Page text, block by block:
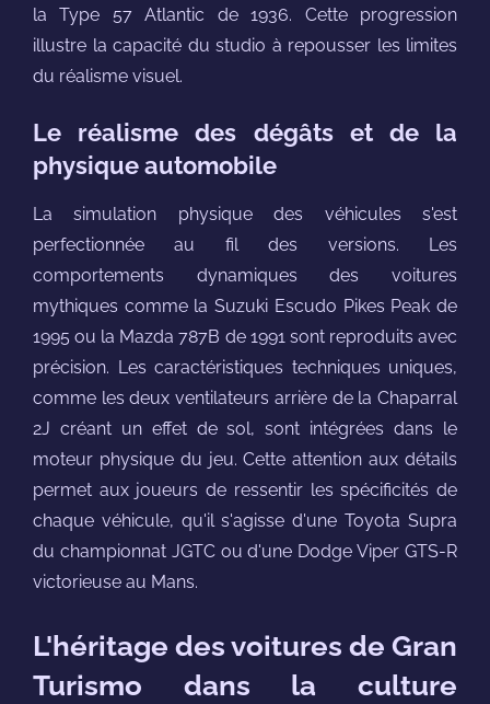
la Type 57 Atlantic de 1936. Cette progression
illustre la capacité du studio à repousser les limites
du réalisme visuel.
Le réalisme des dégâts et de la
physique automobile
La simulation physique des véhicules s'est
perfectionnée au fil des versions. Les
comportements dynamiques des voitures
mythiques comme la Suzuki Escudo Pikes Peak de
1995 ou la Mazda 787B de 1991 sont reproduits avec
précision. Les caractéristiques techniques uniques,
comme les deux ventilateurs arrière de la Chaparral
2J créant un effet de sol, sont intégrées dans le
moteur physique du jeu. Cette attention aux détails
permet aux joueurs de ressentir les spécificités de
chaque véhicule, qu'il s'agisse d'une Toyota Supra
du championnat JGTC ou d'une Dodge Viper GTS-R
victorieuse au Mans.
L'héritage des voitures de Gran
Turismo dans la culture